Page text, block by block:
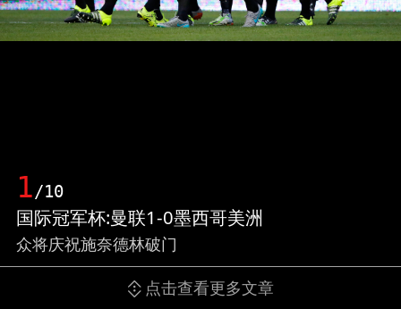
1/10
国际冠军杯:曼联1-0墨西哥美洲
众将庆祝施奈德林破门
点击查看更多文章